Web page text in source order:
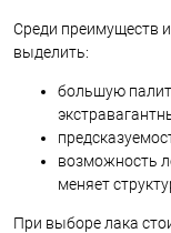
Среди преимуществ
выделить:
большую
возможность
меняет
При выборе лака